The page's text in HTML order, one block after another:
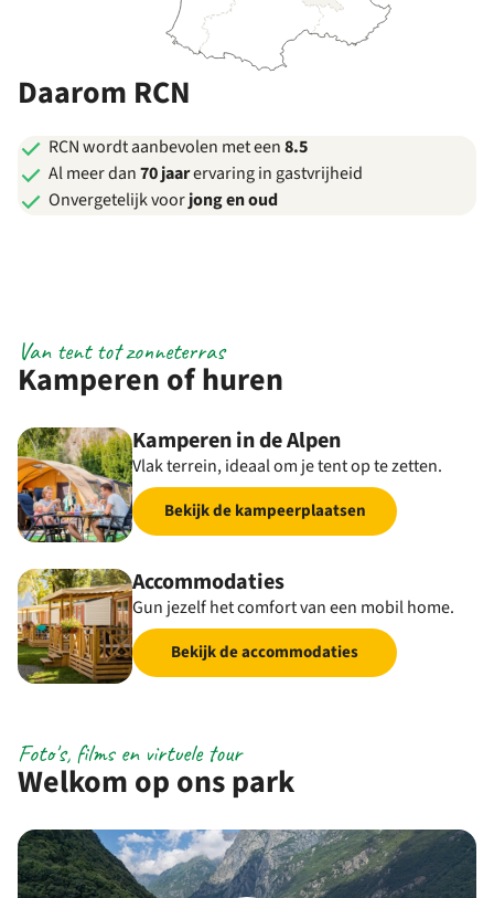
Daarom RCN
RCN wordt aanbevolen met een8.5
Al meer dan70 jaarervaring in gastvrijheid
Onvergetelijk voorjong en oud
Kamperen of huren
Van tent tot zonneterras
Kamperen in de Alpen
Vlak terrein, ideaal om je tent op te zetten.
Bekijk de kampeerplaatsen
Accommodaties
Gun jezelf het comfort van een mobil home.
Bekijk de accommodaties
Welkom op ons park
Foto's, films en virtuele tour